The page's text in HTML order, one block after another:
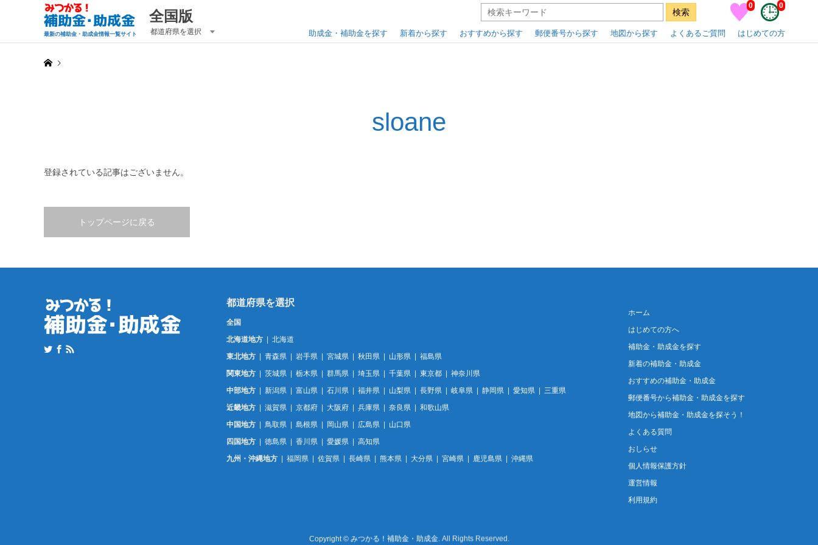
最新の補助金・助成金情報一覧サイト
全国版
都道府県を選択
0 0
助成金・補助金を探す 新着から探す おすすめから探す 郵便番号から探す 地図から探す よくあるご質問 はじめての方
sloane
登録されている記事はございません。
トップページに戻る
全国
北海道地方
北海道
東北地方
青森県 岩手県 宮城県 秋田県 山形県
福島県
関東地方
茨城県 栃木県 群馬県 埼玉県 千葉県 東京都
神奈川県
中部地方
新潟県 富山県 石川県 福井県 山梨県 長野県 岐阜県 静岡県 愛知県
三重県
近畿地方
滋賀県 京都府 大阪府 兵庫県 奈良県
和歌山県
中国地方
鳥取県 島根県 岡山県 広島県
山口県
四国地方
徳島県 香川県 愛媛県
高知県
九州・沖縄地方
福岡県 佐賀県 長崎県 熊本県 大分県 宮崎県 鹿児島県 沖縄県
ホーム
はじめての方へ
補助金・助成金を探す
新着の補助金・助成金
おすすめの補助金・助成金
郵便番号から補助金・助成金を探す
地図から補助金・助成金を探そう！
よくある質問
おしらせ
個人情報保護方針
運営情報
利用規約
Copyright © みつかる！補助金・助成金. All Rights Reserved.